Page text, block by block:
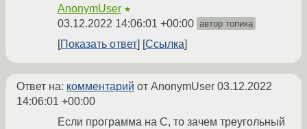
AnonymUser ★
03.12.2022 14:06:01 +00:00 автор топика
Показать ответ Ссылка
Ответ на: комментарий от AnonymUser 03.12.2022
14:06:01 +00:00
Если программа на C, то зачем треугольный